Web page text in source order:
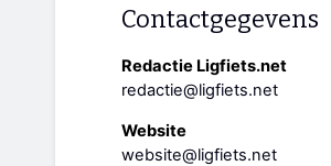
Contactgegevens
Redactie Ligfiets.net
redactie@ligfiets.net
Website
website@ligfiets.net